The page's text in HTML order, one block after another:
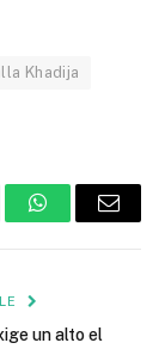
Khadija
WhatsAppEmail
un alto el